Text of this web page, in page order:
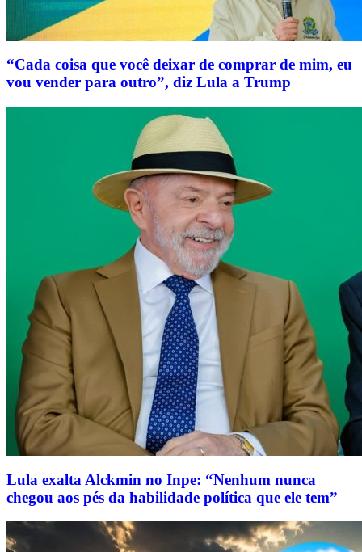
“Cada coisa que você deixar de comprar de mim, eu
vou vender para outro”, diz Lula a Trump
Lula exalta Alckmin no Inpe: “Nenhum nunca
chegou aos pés da habilidade política que ele tem”